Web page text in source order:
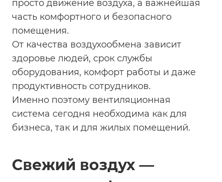
просто движение воздуха, а важнейшая
часть комфортного и безопасного
помещения.
От качества воздухообмена зависит
здоровье людей, срок службы
оборудования, комфорт работы и даже
продуктивность сотрудников.
Именно поэтому вентиляционная
система сегодня необходима как для
бизнеса, так и для жилых помещений.
Свежий воздух —